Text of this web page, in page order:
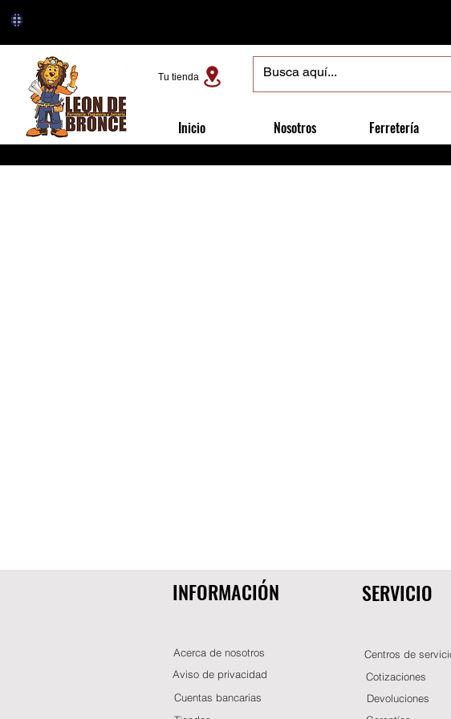
Tu tienda
Inicio Nosotros Ferretería
INFORMACIÓN
Acerca de nosotros
Aviso de privacidad
Cuentas bancarias
SERVICIO
Centros de
Cotizaciones
Devoluciones